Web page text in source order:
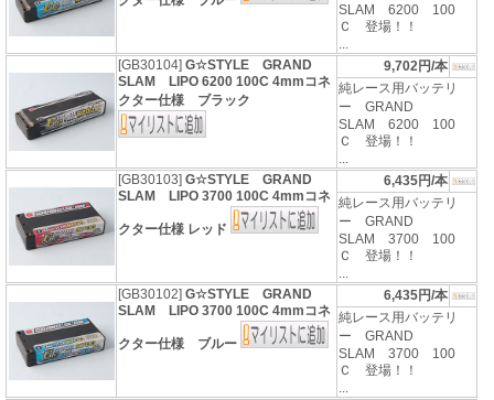
SLAM 6200 100
Ｃ 登場！！
...
[GB30104]G☆STYLE GRAND
SLAM LIPO 6200 100C 4mmコネ
クター仕様 ブラック
9,702円/本
純レース用バッテリ
ー GRAND
SLAM 6200 100
Ｃ 登場！！
...
[GB30103]G☆STYLE GRAND
SLAM LIPO 3700 100C 4mmコネ
クター仕様 レッド
6,435円/本
純レース用バッテリ
ー GRAND
SLAM 3700 100
Ｃ 登場！！
...
[GB30102]G☆STYLE GRAND
SLAM LIPO 3700 100C 4mmコネ
クター仕様 ブルー
6,435円/本
純レース用バッテリ
ー GRAND
SLAM 3700 100
Ｃ 登場！！
...